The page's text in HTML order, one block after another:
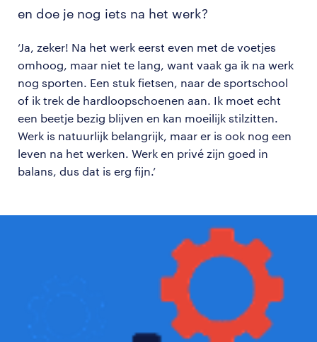
en doe je nog iets na het werk?
‘Ja, zeker! Na het werk eerst even met de voetjes
omhoog, maar niet te lang, want vaak ga ik na werk
nog sporten. Een stuk fietsen, naar de sportschool
of ik trek de hardloopschoenen aan. Ik moet echt
een beetje bezig blijven en kan moeilijk stilzitten.
Werk is natuurlijk belangrijk, maar er is ook nog een
leven na het werken. Werk en privé zijn goed in
balans, dus dat is erg fijn.’